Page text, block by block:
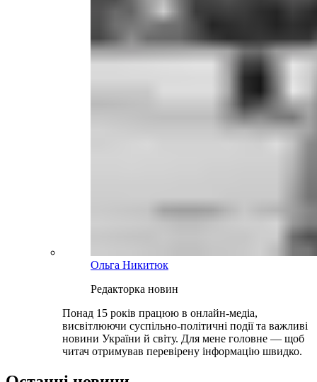
Ольга Никитюк
Редакторка новин
Понад 15 років працюю в онлайн-медіа,
висвітлюючи суспільно-політичні події та важливі
новини України й світу. Для мене головне — щоб
читач отримував перевірену інформацію швидко.